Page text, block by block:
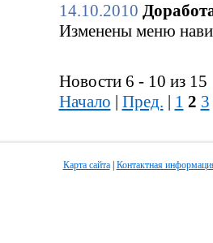
14.10.2010
Изменены меню
Новости 6 - 10 из 15
Начало | Пред. | 1 2 3
Карта сайта| Контактная